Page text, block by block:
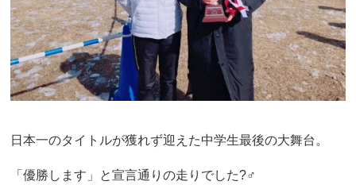
日本一のタイトルが獲れず迎えた中学生最後の大舞台。
「優勝します」と宣言通りの走りでした?‍♂️